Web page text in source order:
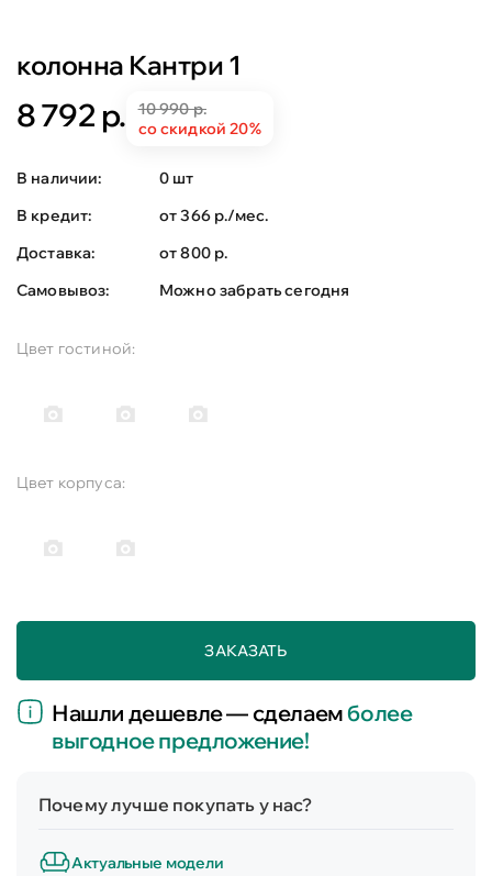
колонна Кантри 1
8 792 р.
10 990 р.
со скидкой 20%
В наличии:
0 шт
В кредит:
от 366 р./мес.
Доставка:
от 800 р.
Самовывоз:
Можно забрать сегодня
Цвет гостиной:
Цвет корпуса:
ЗАКАЗАТЬ
Нашли дешевле — сделаемболее
выгодное предложение!
Почему лучше покупать у нас?
Актуальные модели